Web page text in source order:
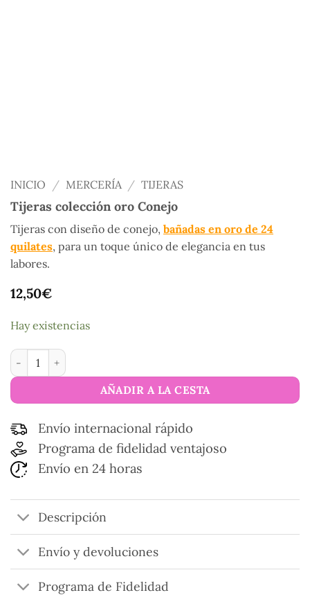
INICIO / MERCERÍA / TIJERAS
Tijeras colección oro Conejo
Tijeras con diseño de conejo, bañadas en oro de 24
quilates, para un toque único de elegancia en tus
labores.
12,50€
Hay existencias
Tijeras colección oro Conejo cantidad
AÑADIR A LA CESTA
Envío internacional rápido
Programa de fidelidad ventajoso
Envío en 24 horas
Descripción
Envío y devoluciones
Programa de Fidelidad